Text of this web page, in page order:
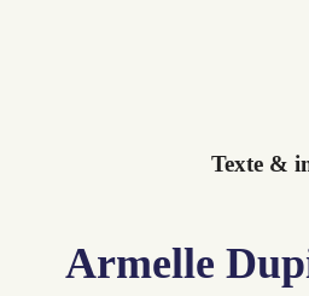
Texte &
Armelle